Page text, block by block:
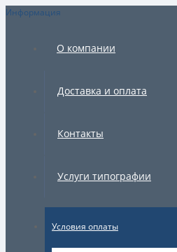
Информация
О компании
Доставка и оплата
Контакты
Услуги типографии
Условия оплаты